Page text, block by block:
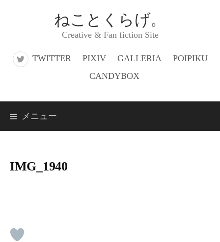
ス
ねことくらげ。
Creative & Fan fiction Site
TWITTER PIXIV GALLERIA
POIPIKU
CANDYBOX
メニュー
IMG_1940